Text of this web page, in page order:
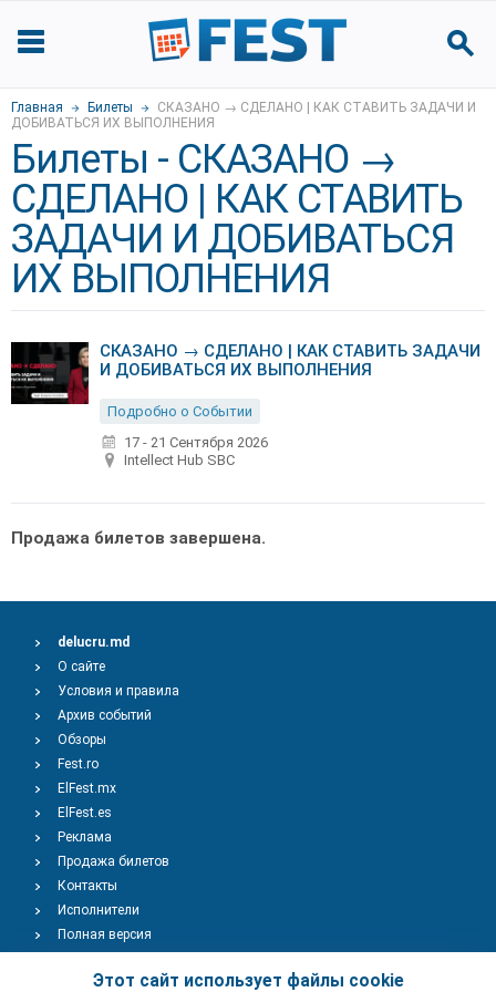
Главная Билеты
СКАЗАНО → СДЕЛАНО | КАК СТАВИТЬ ЗАДАЧИ И
ДОБИВАТЬСЯ ИХ ВЫПОЛНЕНИЯ
Билеты - СКАЗАНО →
СДЕЛАНО | КАК СТАВИТЬ
ЗАДАЧИ И ДОБИВАТЬСЯ
ИХ ВЫПОЛНЕНИЯ
СКАЗАНО → СДЕЛАНО | КАК СТАВИТЬ ЗАДАЧИ
И ДОБИВАТЬСЯ ИХ ВЫПОЛНЕНИЯ
Подробно о Событии
17 - 21 Сентября 2026
Intellect Hub SBC
Продажа билетов завершена.
Этот сайт использует файлы cookie
delucru.md
О сайте
Условия и правила
Архив событий
Обзоры
Fest.ro
ElFest.mx
ElFest.es
Реклама
Продажа билетов
Контакты
Исполнители
Полная версия